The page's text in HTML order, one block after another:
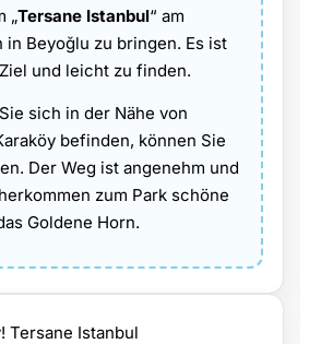
„Tersane Istanbul“ am
in Beyoğlu zu bringen. Es ist
und leicht zu finden.
sich in der Nähe von
befinden, können Sie
Der Weg ist angenehm und
zum Park schöne
Goldene Horn.
Tersane Istanbul